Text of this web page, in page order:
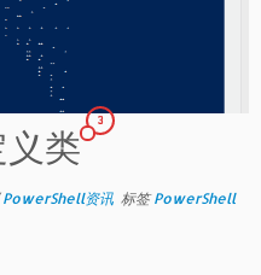
义类
3
PowerShell资讯 标签PowerShell